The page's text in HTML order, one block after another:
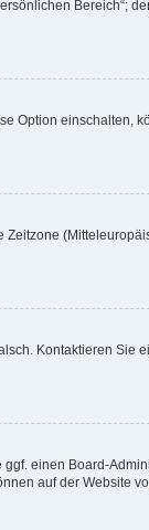
Bereich“;
Option einschalten,
Kontaktieren Sie
einen Board-
auf der Website